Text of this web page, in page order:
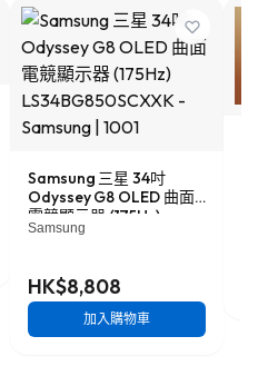
Samsung 三星 34吋
Odyssey G8 OLED 曲面
電競顯示器 (175Hz)
LS34BG850SCXXK
Samsung
HK$8,808
加入購物車